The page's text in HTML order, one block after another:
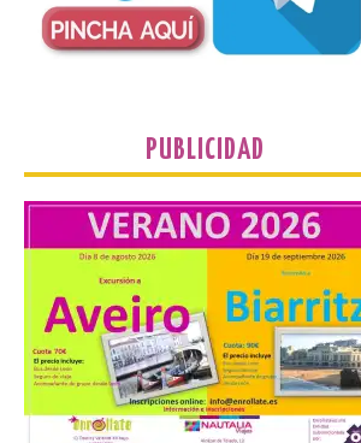
desde 1949. Los
procuradores leonesistas
plantean que la Junta
riesgo de colapso. Los procuradores de
Unión del Pueblo […]
La Universidad de León
distribuye folletos con la
programación del evento
del eclipse solar que
organiza con la ESA y el
Ayuntamiento
7 Ago 2026
PUBLICIDAD